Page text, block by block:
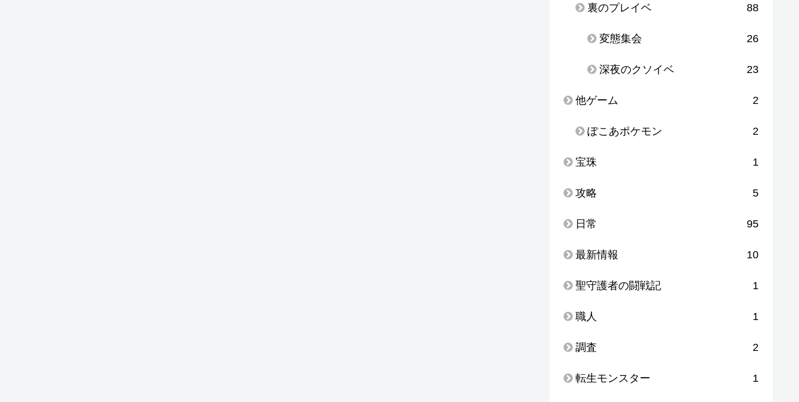
裏のプレイベ 88
変態集会 26
深夜のクソイベ 23
他ゲーム 2
ぽこあポケモン 2
宝珠 1
攻略 5
日常 95
最新情報 10
聖守護者の闘戦記 1
職人 1
調査 2
転生モンスター 1